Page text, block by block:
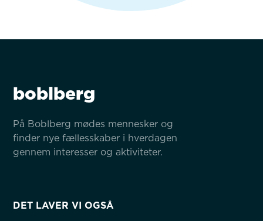
boblberg
På Boblberg mødes mennesker og
finder nye fællesskaber i hverdagen
gennem interesser og aktiviteter.
DET LAVER VI OGSÅ